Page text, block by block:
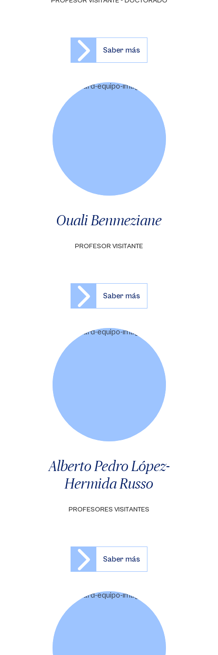
Saber más
Ouali Benmeziane
PROFESOR VISITANTE
Saber más
Alberto Pedro López-
Hermida Russo
PROFESORES VISITANTES
Saber más